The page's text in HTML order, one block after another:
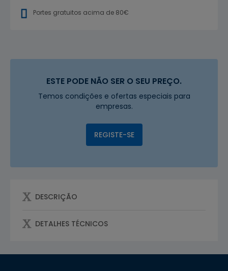
Portes gratuitos acima de 80€
ESTE PODE NÃO SER O SEU PREÇO.
Temos condições e ofertas especiais para
empresas.
REGISTE-SE
DESCRIÇÃO
DETALHES TÉCNICOS